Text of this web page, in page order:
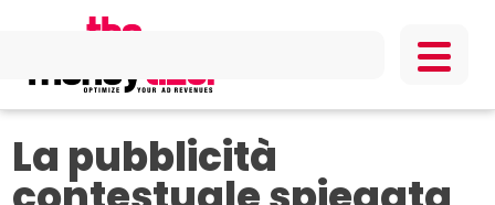
La pubblicità